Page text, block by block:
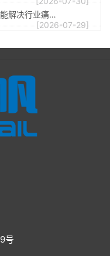
解决行业痛…
[2026-07-29]
号